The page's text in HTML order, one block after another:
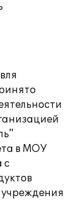
в МОУ
с
учреждения